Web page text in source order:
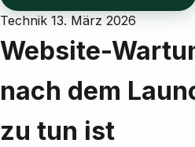
Technik 13. März 2026
Website-
nach dem
zu tun ist